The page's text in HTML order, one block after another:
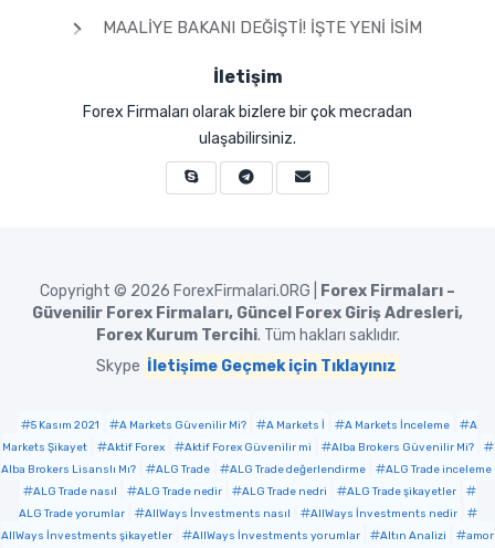
MAALIYE BAKANI DEĞIŞTI! İŞTE YENI İSIM
İletişim
Forex Firmaları olarak bizlere bir çok mecradan
ulaşabilirsiniz.
Copyright © 2026 ForexFirmalari.ORG |
Forex Firmaları –
Güvenilir Forex Firmaları, Güncel Forex Giriş Adresleri,
Forex Kurum Tercihi. Tüm hakları saklıdır.
Skype İletişime Geçmek için Tıklayınız
5 Kasım 2021 A Markets Güvenilir Mi? A Markets İ A Markets İnceleme
A
Markets Şikayet
Aktif Forex Aktif Forex Güvenilir mi
Alba Brokers Güvenilir Mi?
Alba Brokers Lisanslı Mı?
ALG Trade ALG Trade değerlendirme
ALG Trade inceleme
ALG Trade nasıl
ALG Trade nedir ALG Trade nedri
ALG Trade şikayetler
ALG Trade yorumlar
AllWays İnvestments nasıl
AllWays İnvestments nedir
AllWays İnvestments şikayetler
AllWays İnvestments yorumlar Altın Analizi
amor